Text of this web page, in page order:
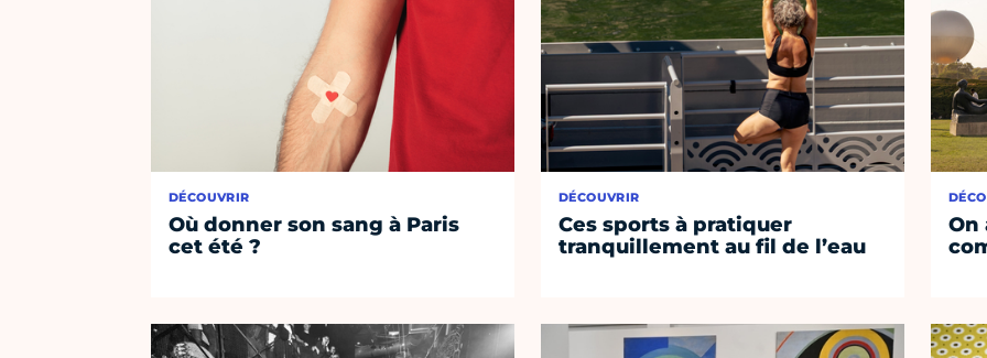
DÉCOUVRIR
Où donner son sang à Paris
cet été ?
DÉCOUVRIR
Ces sports à pratiquer
tranquillement au fil de l’eau
On